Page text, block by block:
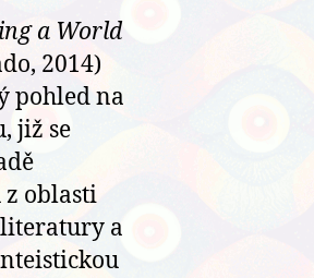
a World
2014)
pohled na
již se
oblasti
a